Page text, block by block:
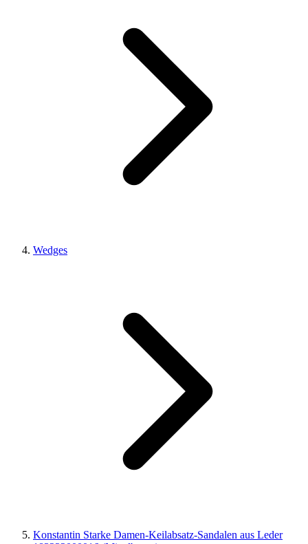
Wedges
Konstantin Starke Damen-Keilabsatz-Sandalen aus Leder